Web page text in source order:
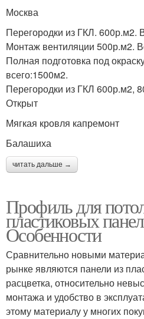
Москва
Перегородки из ГКЛ. 600р.м2.
Монтаж вентиляции 500р.м2.
Полная подготовка под
всего:1500м2.
Перегородки из ГКЛ 600р.м2,
Открыт
Мягкая кровля капремонт
Балашиха
читать дальше →
Профиль для
пластиковых
Особенности
Сравнительно новыми
рынке являются панели из
расцветка, относительно
монтажа и удобство в
этому материалу у многих